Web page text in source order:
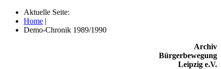
Aktuelle Seite:
Home |
Demo-Chronik 1989/1990
Archiv
Bürgerbewegung
Leipzig e.V.